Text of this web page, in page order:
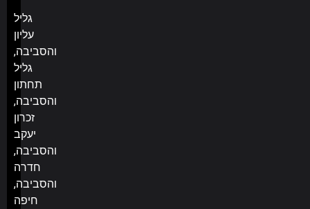
גליל
עליון
והסביבה,
גליל
תחתון
והסביבה,
זכרון
יעקב
והסביבה,
חדרה
והסביבה,
חיפה